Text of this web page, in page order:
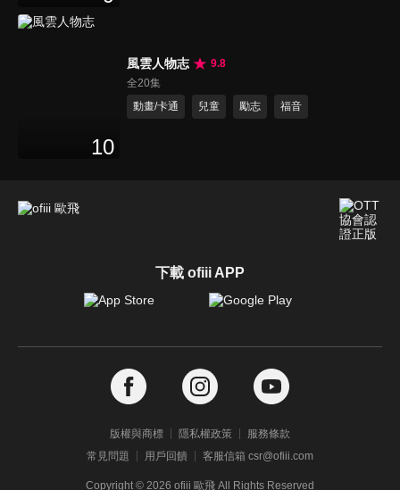
10
風雲人物志
9.8
全20集
動畫/卡通
兒童 勵志 福音
下載 ofiii APP
版權與商標 隱私權政策
服務條款
常見問題
用戶回饋 客服信箱 csr@ofiii.com
Copyright © 2026 ofiii 歐飛 All Rights Reserved